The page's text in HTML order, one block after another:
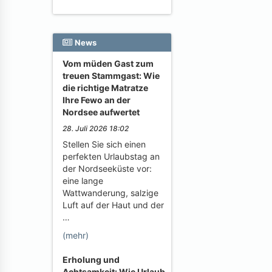
News
Vom müden Gast zum
treuen Stammgast: Wie
die richtige Matratze
Ihre Fewo an der
Nordsee aufwertet
28. Juli 2026 18:02
Stellen Sie sich einen
perfekten Urlaubstag an
der Nordseeküste vor:
eine lange
Wattwanderung, salzige
Luft auf der Haut und der
…
(mehr)
Erholung und